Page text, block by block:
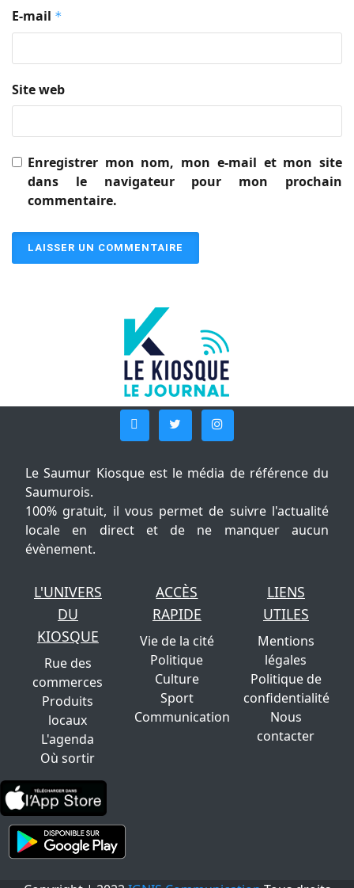
E-mail *
Site web
Enregistrer mon nom, mon e-mail et mon site
dans le navigateur pour mon prochain
commentaire.
Le Saumur Kiosque est le média de référence du
Saumurois.
100% gratuit, il vous permet de suivre l'actualité
locale en direct et de ne manquer aucun
évènement.
L'UNIVERS
DU
KIOSQUE
Rue des
commerces
Produits
locaux
L'agenda
Où sortir
ACCÈS
RAPIDE
Vie de la cité
Politique
Culture
Sport
Communication
LIENS
UTILES
Mentions
légales
Politique de
confidentialité
Nous
contacter